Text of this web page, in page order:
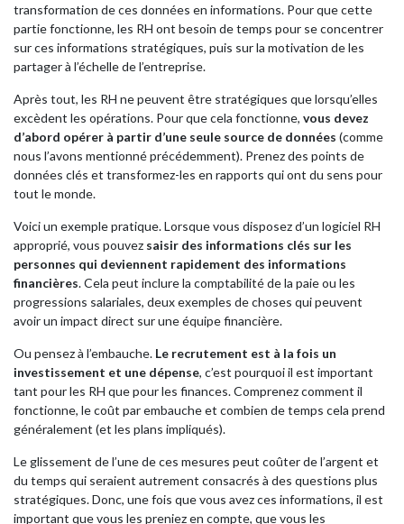
transformation de ces données en informations. Pour que cette
partie fonctionne, les RH ont besoin de temps pour se concentrer
sur ces informations stratégiques, puis sur la motivation de les
partager à l’échelle de l’entreprise.
Après tout, les RH ne peuvent être stratégiques que lorsqu’elles
excèdent les opérations. Pour que cela fonctionne, vous devez
d’abord opérer à partir d’une seule source de données (comme
nous l’avons mentionné précédemment). Prenez des points de
données clés et transformez-les en rapports qui ont du sens pour
tout le monde.
Voici un exemple pratique. Lorsque vous disposez d’un logiciel RH
approprié, vous pouvez saisir des informations clés sur les
personnes qui deviennent rapidement des informations
financières. Cela peut inclure la comptabilité de la paie ou les
progressions salariales, deux exemples de choses qui peuvent
avoir un impact direct sur une équipe financière.
Ou pensez à l’embauche. Le recrutement est à la fois un
investissement et une dépense, c’est pourquoi il est important
tant pour les RH que pour les finances. Comprenez comment il
fonctionne, le coût par embauche et combien de temps cela prend
généralement (et les plans impliqués).
Le glissement de l’une de ces mesures peut coûter de l’argent et
du temps qui seraient autrement consacrés à des questions plus
stratégiques. Donc, une fois que vous avez ces informations, il est
important que vous les preniez en compte, que vous les